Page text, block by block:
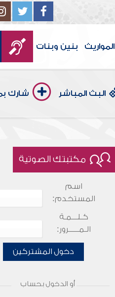
المواريث بنين وبنات
البث المباشر شارك
مكتبتك الصوتية
اسم
المستخدم:
كـلـــمـة
الـمـــــرور:
دخول المشتركين
أو الدخول بحساب